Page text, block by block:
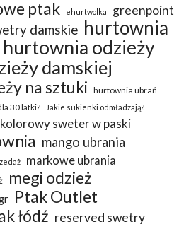
ptak ehurtwolka
greenpoint
damskie hurtownia
hurtownia odzieży
damskiej
na sztuki hurtownia ubrań
30 latki?
Jakie sukienki odmładzają?
kolorowy sweter w paski
mango ubrania
markowe ubrania
megi odzież
Ptak Outlet
łódź reserved swetry